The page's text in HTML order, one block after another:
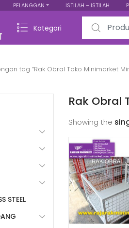
PELANGGAN ISTILAH – ISTILAH
Kategori
Search for:
tag “Rak Obral Toko Minimarket
Rak Obral
Showing the
STEEL